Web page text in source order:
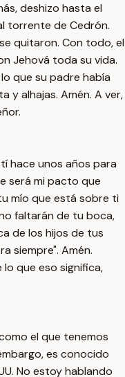
deshizo hasta el
torrente de Cedrón.
quitaron. Con todo, el
Jehová toda su vida.
que su padre había
y alhajas. Amén. A ver,
hace unos años para
será mi pacto que
mío que está sobre ti
faltarán de tu boca,
de los hijos de tus
siempre". Amén.
lo que eso significa,
el que tenemos
es conocido
No estoy hablando